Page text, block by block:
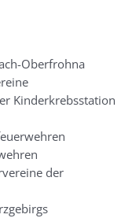
Oberfrohna
Kinderkrebsstation
der